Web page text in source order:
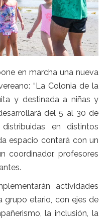
en marcha una nueva
“La Colonia de la
y destinada a niñas y
del 5 al 30 de
en distintos
espacio contará con un
coordinador, profesores
actividades
grupo etario, con ejes de
la inclusión, la